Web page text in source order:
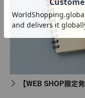
【WEB SHOP限定